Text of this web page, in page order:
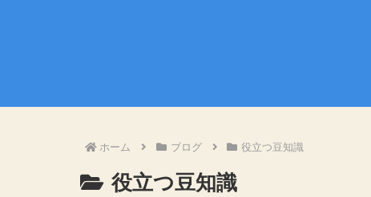
ホーム ブログ 役立つ豆知識
役立つ豆知識